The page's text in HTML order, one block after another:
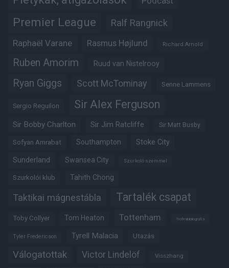
Premier League Ralf Rangnick
Raphaël Varane Rasmus Højlund Richard Arnold
Ruben Amorim Ruud van Nistelrooy
Ryan Giggs Scott McTominay Senne Lammens
Sergio Reguilon Sir Alex Ferguson
Sir Bobby Charlton Sir Jim Ratcliffe Sir Matt Busby
Sofyan Amrabat Southampton Stoke City
Sunderland Swansea City Szurkoló szemmel
Szurkolói klub Tahith Chong
Taktikai mágnestábla Tartalék csapat
Toby Collyer Tom Heaton Tottenham Trófeabibliográfia
Tyler Fredericson Tyrell Malacia Utazás
Válogatottak Victor Lindelöf Visszhang